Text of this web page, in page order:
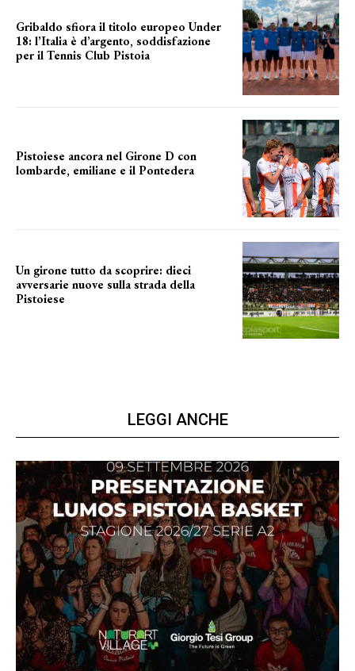
Gribaldo sfiora il titolo europeo Under
18: l’Italia è d’argento, soddisfazione
per il Tennis Club Pistoia
Pistoiese ancora nel Girone D con
lombarde, emiliane e il Pontedera
Un girone tutto da scoprire: dieci
avversarie nuove sulla strada della
Pistoiese
LEGGI ANCHE